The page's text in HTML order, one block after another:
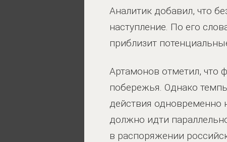
Аналитик добавил, что
наступление. По его
приблизит
Артамонов отметил, что
побережья. Однако
действия одновременно
должно идти
в распоряжении